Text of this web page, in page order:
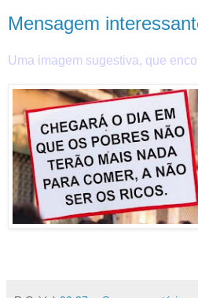
Mensagem
Uma imagem sugestiva, que